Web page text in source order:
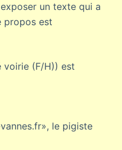
un texte qui a
propos est
voirie (F/H)) est
le pigiste